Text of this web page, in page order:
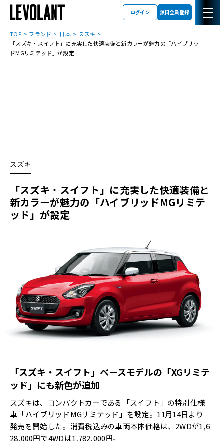
ログイン 無料会員登録
TOP ブランド 日本
スズキ
「スズキ・スイフト」に充実した快適装備と新カラーが魅力の「ハイブリッ
ドMGリミテッド」が設定
スズキ
「スズキ・スイフト」に充実した快適装備と
新カラーが魅力の「ハイブリッドMGリミテ
ッド」が設定
「スズキ・スイフト」ベースモデルの「XGリミテ
ッド」にも新色が追加
スズキは、コンパクトカーである「スイフト」の特別仕様
車「ハイブリッドMGリミテッド」を設定。11月14日より
発売を開始した。消費税込みの車両本体価格は、2WDが1,6
28,000円で4WDは1,782,000円｡